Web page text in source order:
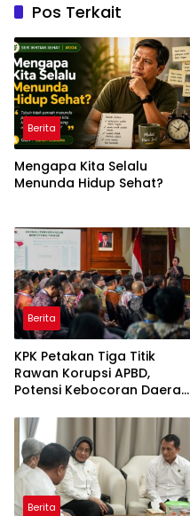
Pos Terkait
Berita
Mengapa Kita Selalu
Menunda Hidup Sehat?
Berita
KPK Petakan Tiga Titik
Rawan Korupsi APBD,
Potensi Kebocoran Daerah
Dimitigasi
Berita